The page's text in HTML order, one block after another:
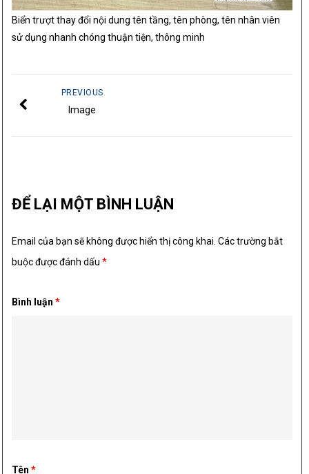
Biển trượt thay đổi nội dung tên tầng, tên phòng, tên nhân viên
sử dụng nhanh chóng thuận tiện, thông minh
PREVIOUS
Image
ĐỂ LẠI MỘT BÌNH LUẬN
Email của bạn sẽ không được hiển thị công khai. Các trường bắt
buộc được đánh dấu*
Bình luận*
Tên*